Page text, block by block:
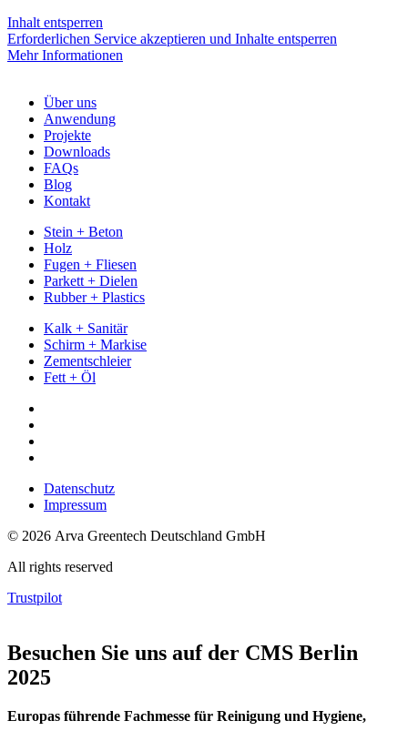
Inhalt entsperren
Erforderlichen Service akzeptieren und Inhalte entsperren
Mehr Informationen
Über uns
Anwendung
Projekte
Downloads
FAQs
Blog
Kontakt
Stein + Beton
Holz
Fugen + Fliesen
Parkett + Dielen
Rubber + Plastics
Kalk + Sanitär
Schirm + Markise
Zementschleier
Fett + Öl
Datenschutz
Impressum
© 2026 Arva Greentech Deutschland GmbH
All rights reserved
Trustpilot
Besuchen Sie uns auf der CMS Berlin
2025
Europas führende Fachmesse für Reinigung und Hygiene,